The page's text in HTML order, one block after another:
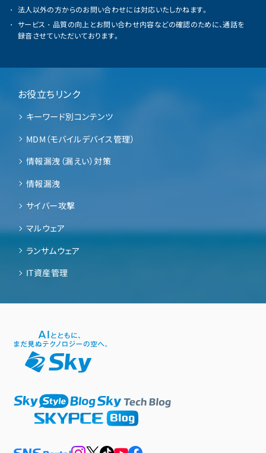
法人以外の方からのお問い合わせには対応いたしかねます。
サービス・品質の向上とお問い合わせ内容などの確認のために、通話を
録音させていただいております。
お役立ちリンク
キーワード別コンテンツ
MDM（モバイルデバイス管理）
情報漏洩（漏えい）対策
情報漏洩
サイバー攻撃
マルウェア
ランサムウェア
IT資産管理